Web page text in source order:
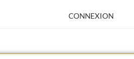
CONNEXION